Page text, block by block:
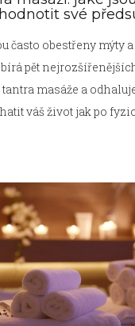
své
často obestřeny mýty
pět
masáže a
váš život jak po
vám pohled
masáže, abyste